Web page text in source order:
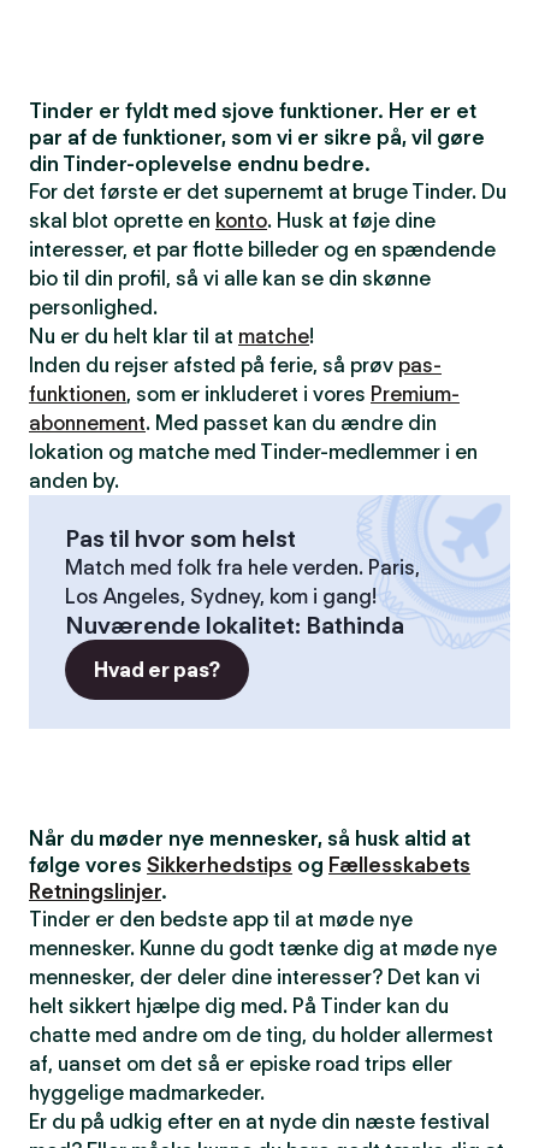
Tinder er fyldt med sjove funktioner. Her er et
par af de funktioner, som vi er sikre på, vil gøre
din Tinder-oplevelse endnu bedre.
For det første er det supernemt at bruge Tinder. Du
skal blot oprette en konto. Husk at føje dine
interesser, et par flotte billeder og en spændende
bio til din profil, så vi alle kan se din skønne
personlighed.
Nu er du helt klar til at matche!
Inden du rejser afsted på ferie, så prøv pas-
funktionen, som er inkluderet i vores Premium-
abonnement. Med passet kan du ændre din
lokation og matche med Tinder-medlemmer i en
anden by.
Pas til hvor som helst
Match med folk fra hele verden. Paris,
Los Angeles, Sydney, kom i gang!
Nuværende lokalitet: Bathinda
Hvad er pas?
Når du møder nye mennesker, så husk altid at
følge vores Sikkerhedstips og Fællesskabets
Retningslinjer.
Tinder er den bedste app til at møde nye
mennesker. Kunne du godt tænke dig at møde nye
mennesker, der deler dine interesser? Det kan vi
helt sikkert hjælpe dig med. På Tinder kan du
chatte med andre om de ting, du holder allermest
af, uanset om det så er episke road trips eller
hyggelige madmarkeder.
Er du på udkig efter en at nyde din næste festival